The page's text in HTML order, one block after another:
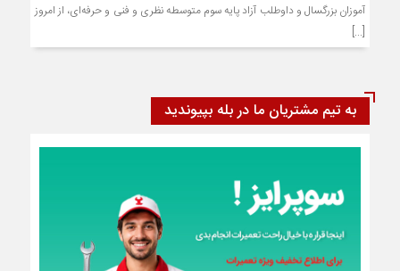
آموزان بزرگسال و داوطلب آزاد پایه سوم متوسطه نظری و فنی و حرفه‌ای، از امروز
[...]
به تیم مشتریان ما در بله بپیوندید